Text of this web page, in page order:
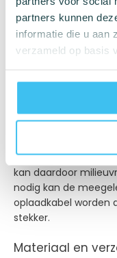
partners kunnen
informatie die u aan
verzameld op basis
De Satisfyer G-
jouw commando's
bedieningspaneel.
ook beschikbaar
geen last heeft van
eenvoudig worden
Geef hem
Uw Satisfyer is
kan daardoor
nodig kan de
oplaadkabel worden
stekker.
Materiaal en